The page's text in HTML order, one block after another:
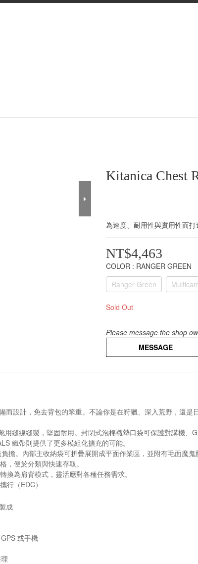
Kitanica Chest
為速度、耐用性與實用性而打
NT$4,463
COLOR : RANGER GREEN
Ranger Green
Sold Out
Please message the shop
MESSAGE
而設計，免去背包的笨重。不論你是在狩獵、深入荒野，還
縫線縫製，堅固耐用。封閉式泡棉襯墊口袋可保護對講機、
織帶則提供了更多模組化擴充的可能。
擔。內部主收納袋可折疊展開成平面作業區，並附有毛面魔
，便於分類與快速存取。
為肩背模式，靈活應對各種任務需求。
行（EDC）
成
或手機